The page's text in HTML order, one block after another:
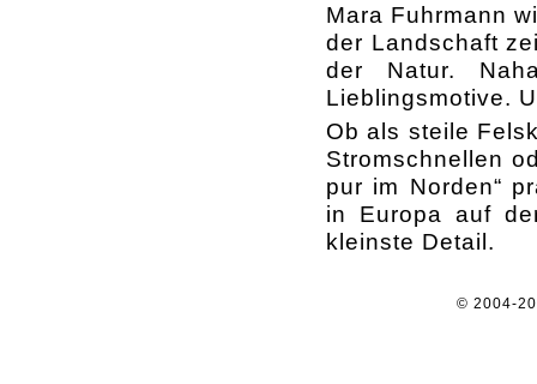
Mara Fuhrmann
der Landschaft
der Natur.
Lieblingsmotive.
Ob als steile
Stromschnellen
pur im Norden“
in Europa auf
kleinste Detail.
© 2004-